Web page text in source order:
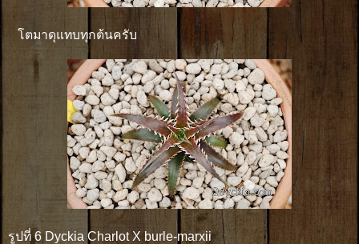
โตมาดุแทบทุกต้นครับ
รูปที่ 6 Dyckia Charlot X burle-marxii